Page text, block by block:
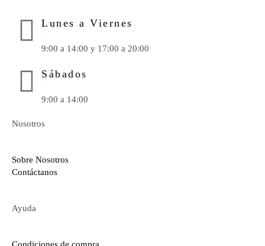
Lunes a Viernes
9:00 a 14:00 y 17:00 a 20:00
Sábados
9:00 a 14:00
Nosotros
Sobre Nosotros
Contáctanos
Ayuda